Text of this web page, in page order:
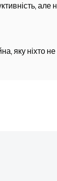
але
яку ніхто